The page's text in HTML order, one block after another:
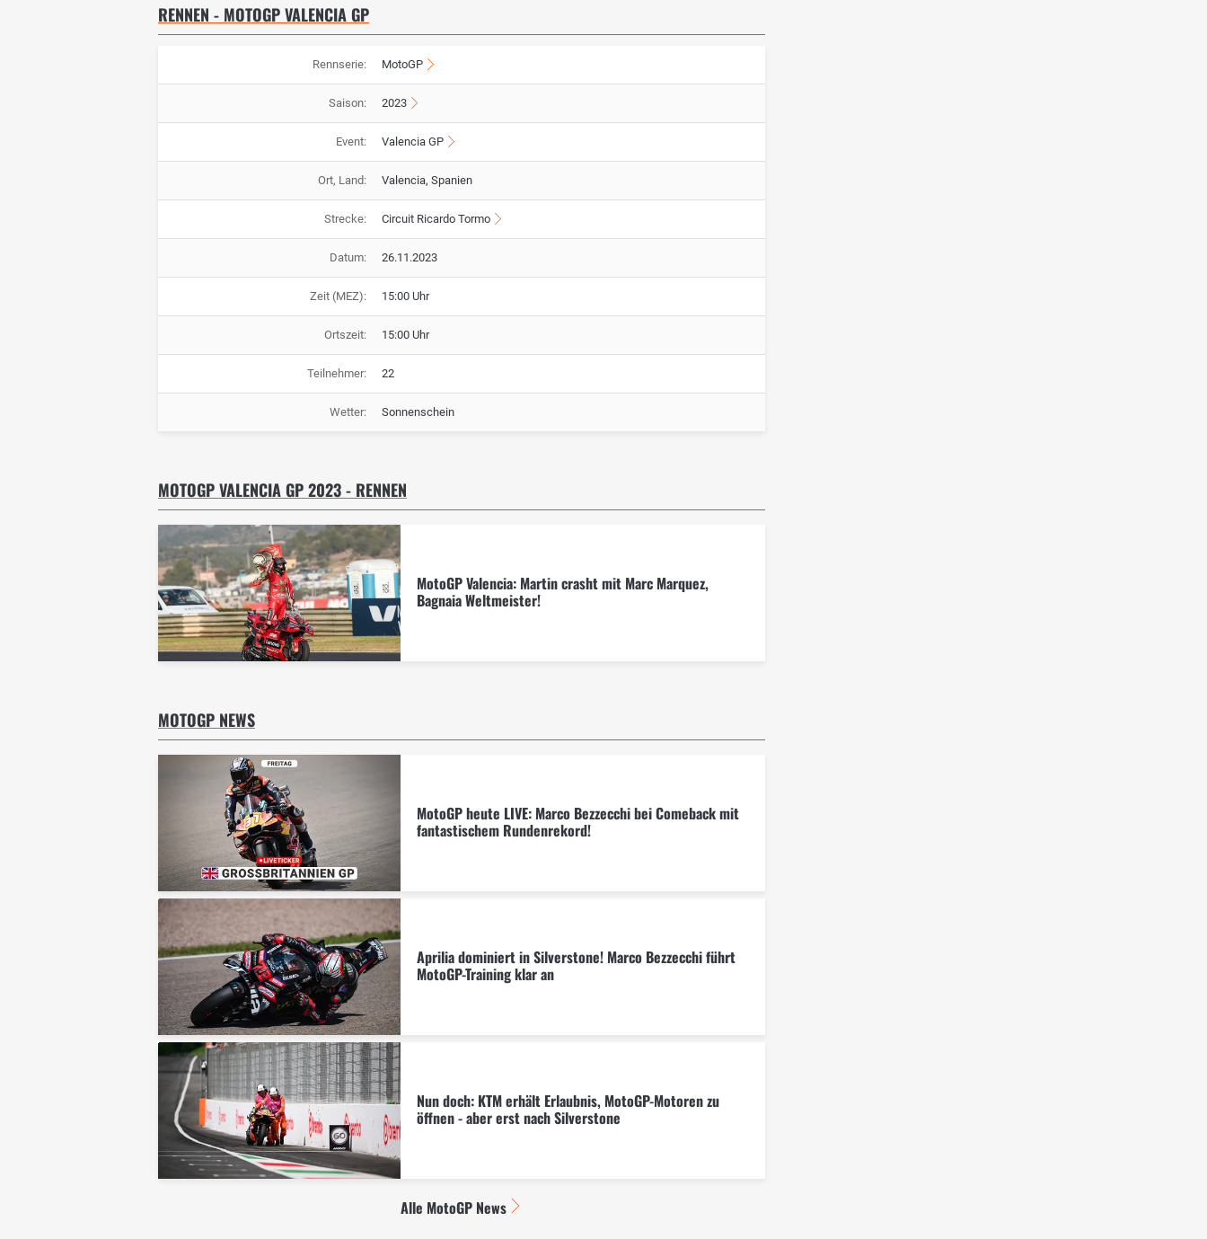
RENNEN - MOTOGP VALENCIA GP
Rennserie: MotoGP
Saison: 2023
Event: Valencia GP
Ort, Land: Valencia, Spanien
Strecke: Circuit Ricardo Tormo
Datum: 26.11.2023
Zeit (MEZ): 15:00 Uhr
Ortszeit: 15:00 Uhr
Teilnehmer: 22
Wetter: Sonnenschein
MOTOGP VALENCIA GP 2023 - RENNEN
MotoGP Valencia: Martin crasht mit Marc Marquez,
Bagnaia Weltmeister!
MOTOGP NEWS
MotoGP heute LIVE: Marco Bezzecchi bei Comeback mit
fantastischem Rundenrekord!
Aprilia dominiert in Silverstone! Marco Bezzecchi führt
MotoGP-Training klar an
Nun doch: KTM erhält Erlaubnis, MotoGP-Motoren zu
öffnen - aber erst nach Silverstone
Alle MotoGP News